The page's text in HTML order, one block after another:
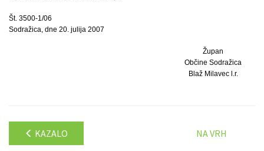
Št. 3500-1/06
Sodražica, dne 20. julija 2007
Župan
Občine Sodražica
Blaž Milavec l.r.
KAZALO NA VRH